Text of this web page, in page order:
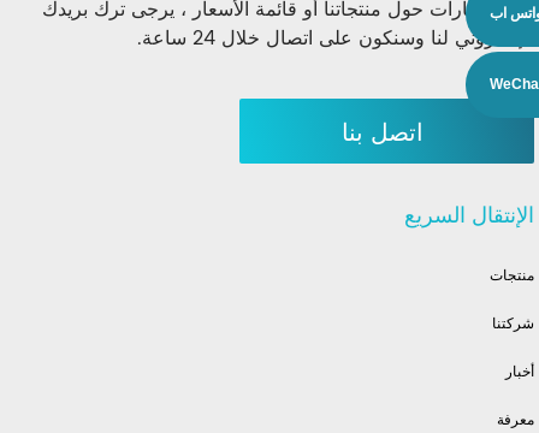
للاستفسارات حول منتجاتنا أو قائمة الأسعار ، يرجى ترك بريدك
الإلكتروني لنا وسنكون على اتصال خلال 24 ساعة.
اتصل بنا
الإنتقال السريع
منتجات
شركتنا
أخبار
معرفة
اب